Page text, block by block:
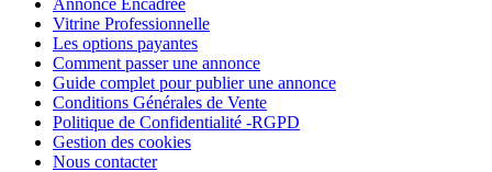
Vitrine Professionnelle
Les options payantes
Comment passer une annonce
Guide complet pour publier une annonce
Conditions Générales de Vente
Politique de Confidentialité -RGPD
Gestion des cookies
Nous contacter